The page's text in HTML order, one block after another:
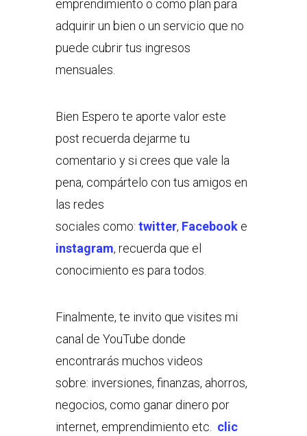
emprendimiento o como plan para
adquirir un bien o un servicio que no
puede cubrir tus ingresos
mensuales.
Bien Espero te aporte valor este
post recuerda dejarme tu
comentario y si crees que vale la
pena, compártelo con tus amigos en
las redes
sociales como: twitter, Facebook e
instagram, recuerda que el
conocimiento es para todos.
Finalmente, te invito que visites mi
canal de YouTube donde
encontrarás muchos videos
sobre: inversiones, finanzas, ahorros,
negocios, como ganar dinero por
internet, emprendimiento etc.
clic